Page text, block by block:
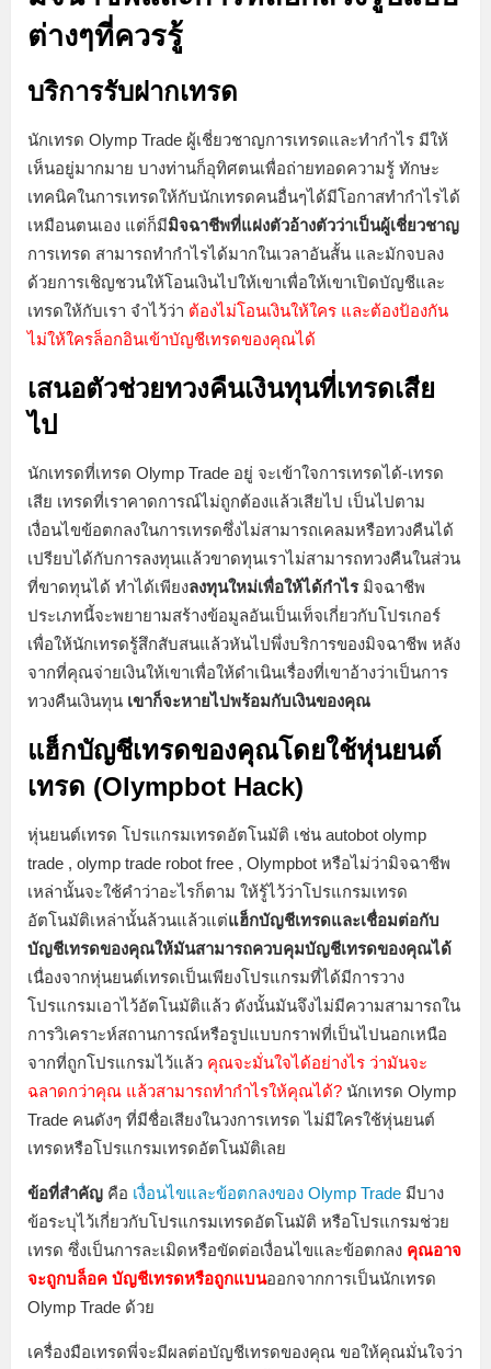
ต่างๆที่ควรรู้
บริการรับฝากเทรด
นักเทรด Olymp Trade ผู้เชี่ยวชาญการเทรดและทำกำไร มีให้
เห็นอยู่มากมาย บางท่านก็อุทิศตนเพื่อถ่ายทอดความรู้ ทักษะ
เทคนิคในการเทรดให้กับนักเทรดคนอื่นๆได้มีโอกาสทำกำไรได้
เหมือนตนเอง แต่ก็มีมิจฉาชีพที่แฝงตัวอ้างตัวว่าเป็นผู้เชี่ยวชาญ
การเทรด สามารถทำกำไรได้มากในเวลาอันสั้น และมักจบลง
ด้วยการเชิญชวนให้โอนเงินไปให้เขาเพื่อให้เขาเปิดบัญชีและ
เทรดให้กับเรา จำไว้ว่า ต้องไม่โอนเงินให้ใคร และต้องป้องกัน
ไม่ให้ใครล็อกอินเข้าบัญชีเทรดของคุณได้
เสนอตัวช่วยทวงคืนเงินทุนที่เทรดเสีย
ไป
นักเทรดที่เทรด Olymp Trade อยู่ จะเข้าใจการเทรดได้-เทรด
เสีย เทรดที่เราคาดการณ์ไม่ถูกต้องแล้วเสียไป เป็นไปตาม
เงื่อนไขข้อตกลงในการเทรดซึ่งไม่สามารถเคลมหรือทวงคืนได้
เปรียบได้กับการลงทุนแล้วขาดทุนเราไม่สามารถทวงคืนในส่วน
ที่ขาดทุนได้ ทำได้เพียงลงทุนใหม่เพื่อให้ได้กำไรมิจฉาชีพ
ประเภทนี้จะพยายามสร้างข้อมูลอันเป็นเท็จเกี่ยวกับโปรเกอร์
เพื่อให้นักเทรดรู้สึกสับสนแล้วหันไปพึ่งบริการของมิจฉาชีพ หลัง
จากที่คุณจ่ายเงินให้เขาเพื่อให้ดำเนินเรื่องที่เขาอ้างว่าเป็นการ
ทวงคืนเงินทุน เขาก็จะหายไปพร้อมกับเงินของคุณ
แฮ็กบัญชีเทรดของคุณโดยใช้หุ่นยนต์
เทรด (Olympbot Hack)
หุ่นยนต์เทรด โปรแกรมเทรดอัตโนมัติ เช่น autobot olymp
trade , olymp trade robot free , Olympbot หรือไม่ว่ามิจฉาชีพ
เหล่านั้นจะใช้คำว่าอะไรก็ตาม ให้รู้ไว้ว่าโปรแกรมเทรด
อัตโนมัติเหล่านั้นล้วนแล้วแต่แฮ็กบัญชีเทรดและเชื่อมต่อกับ
บัญชีเทรดของคุณให้มันสามารถควบคุมบัญชีเทรดของคุณได้
เนื่องจากหุ่นยนต์เทรดเป็นเพียงโปรแกรมที่ได้มีการวาง
โปรแกรมเอาไว้อัตโนมัติแล้ว ดังนั้นมันจึงไม่มีความสามารถใน
การวิเคราะห์สถานการณ์หรือรูปแบบกราฟที่เป็นไปนอกเหนือ
จากที่ถูกโปรแกรมไว้แล้ว คุณจะมั่นใจได้อย่างไร ว่ามันจะ
ฉลาดกว่าคุณ แล้วสามารถทำกำไรให้คุณได้? นักเทรด Olymp
Trade คนดังๆ ที่มีชื่อเสียงในวงการเทรด ไม่มีใครใช้หุ่นยนต์
เทรดหรือโปรแกรมเทรดอัตโนมัติเลย
ข้อที่สำคัญ คือ เงื่อนไขและข้อตกลงของ Olymp Trade มีบาง
ข้อระบุไว้เกี่ยวกับโปรแกรมเทรดอัตโนมัติ หรือโปรแกรมช่วย
เทรด ซึ่งเป็นการละเมิดหรือขัดต่อเงื่อนไขและข้อตกลง คุณอาจ
จะถูกบล็อค บัญชีเทรดหรือถูกแบนออกจากการเป็นนักเทรด
Olymp Trade ด้วย
เครื่องมือเทรดพี่จะมีผลต่อบัญชีเทรดของคุณ ขอให้คุณมั่นใจว่า